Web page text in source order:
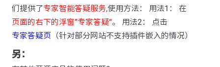
们提供了专家智能答疑服务,使用方法： 用法1： 在
页面的右下的浮窗”专家答疑“。 用法2： 点击
专家答疑页 （针对部分网站不支持插件嵌入的情况）
另：